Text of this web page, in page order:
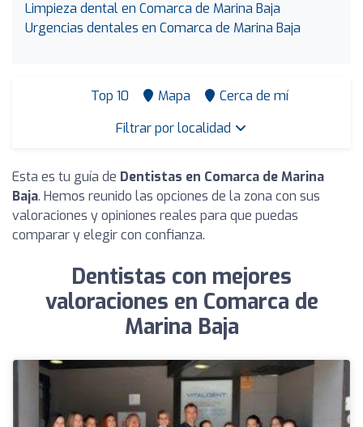
Limpieza dental en Comarca de Marina Baja
Urgencias dentales en Comarca de Marina Baja
Top 10 Mapa
Cerca de mí
Filtrar por localidad
Esta es tu guía de Dentistas en Comarca de Marina
Baja. Hemos reunido las opciones de la zona con sus
valoraciones y opiniones reales para que puedas
comparar y elegir con confianza.
Dentistas con mejores
valoraciones en Comarca de
Marina Baja